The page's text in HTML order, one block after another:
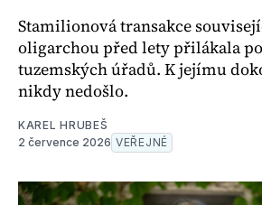
Stamilionová transakce
oligarchou před lety přilákala
tuzemských úřadů. K jejímu
nikdy nedošlo.
KAREL HRUBEŠ
2 července 2026 VEŘEJNÉ